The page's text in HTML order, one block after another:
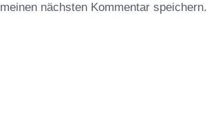
nächsten Kommentar speichern.